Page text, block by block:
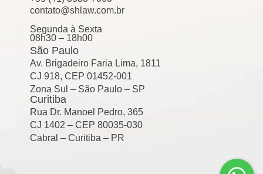
contato@shlaw.com.br
Segunda à Sexta
08h30 – 18h00
São Paulo
Av. Brigadeiro Faria Lima, 1811
CJ 918, CEP 01452-001
Zona Sul – São Paulo – SP
Curitiba
Rua Dr. Manoel Pedro, 365
CJ 1402 – CEP 80035-030
Cabral – Curitiba – PR